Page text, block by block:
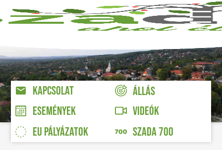
KAPCSOLAT
ÁLLÁS
ESEMÉNYEK
VIDEÓK
EU PÁLYÁZATOK
SZADA 700